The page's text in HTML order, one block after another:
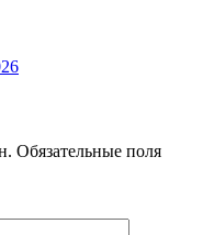
Обязательные поля